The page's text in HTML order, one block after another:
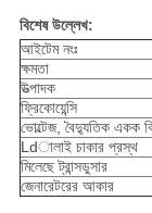
বিশেষ উল্লেখ:
আইটেম নংঃ
ক্ষমতা
উত্পাদক
ফ্রিকোয়েন্সি
ভোল্টেজ, বৈদ্যুতিক একক
Ldালাই চাকার প্রস্থ
মিলেছে ট্রান্সডুসার
জেনারেটরের আকার